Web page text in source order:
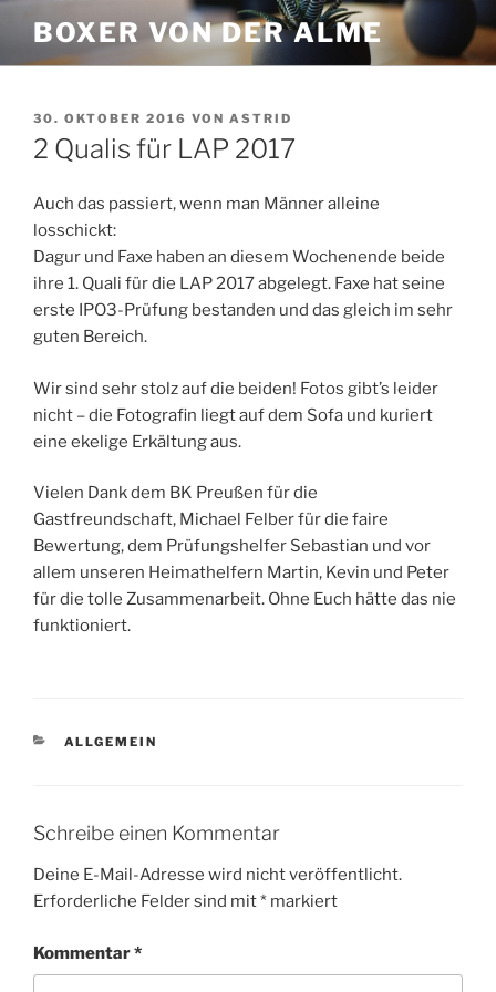
Inhalt
springen
BOXER VON DER ALME
VERÖFFENTLICHT
AM
30. OKTOBER 2016 VON ASTRID
2 Qualis für LAP 2017
Auch das passiert, wenn man Männer alleine
losschickt:
Dagur und Faxe haben an diesem Wochenende beide
ihre 1. Quali für die LAP 2017 abgelegt. Faxe hat seine
erste IPO3-Prüfung bestanden und das gleich im sehr
guten Bereich.
Wir sind sehr stolz auf die beiden! Fotos gibt’s leider
nicht – die Fotografin liegt auf dem Sofa und kuriert
eine ekelige Erkältung aus.
Vielen Dank dem BK Preußen für die
Gastfreundschaft, Michael Felber für die faire
Bewertung, dem Prüfungshelfer Sebastian und vor
allem unseren Heimathelfern Martin, Kevin und Peter
für die tolle Zusammenarbeit. Ohne Euch hätte das nie
funktioniert.
KATEGORIEN
ALLGEMEIN
Schreibe einen Kommentar
Deine E-Mail-Adresse wird nicht veröffentlicht.
Erforderliche Felder sind mit* markiert
Kommentar*